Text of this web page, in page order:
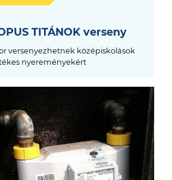
TITÁNOK verseny
versenyezhetnek középiskolások
nyereményekért